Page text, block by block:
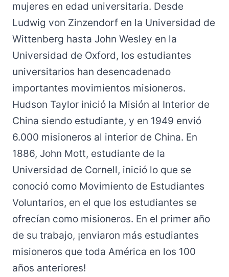
mujeres en edad universitaria. Desde
Ludwig von Zinzendorf en la Universidad de
Wittenberg hasta John Wesley en la
Universidad de Oxford, los estudiantes
universitarios han desencadenado
importantes movimientos misioneros.
Hudson Taylor inició la Misión al Interior de
China siendo estudiante, y en 1949 envió
6.000 misioneros al interior de China. En
1886, John Mott, estudiante de la
Universidad de Cornell, inició lo que se
conoció como Movimiento de Estudiantes
Voluntarios, en el que los estudiantes se
ofrecían como misioneros. En el primer año
de su trabajo, ¡enviaron más estudiantes
misioneros que toda América en los 100
años anteriores!